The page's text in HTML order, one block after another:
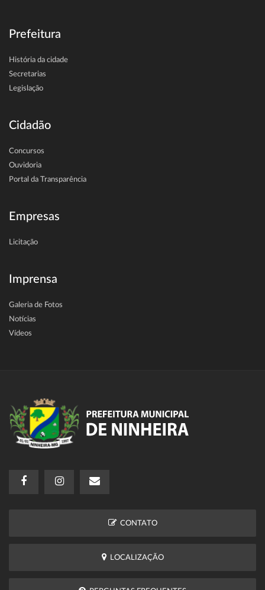
Prefeitura
História da cidade
Secretarias
Legislação
Cidadão
Concursos
Ouvidoria
Portal da Transparência
Empresas
Licitação
Imprensa
Galeria de Fotos
Notícias
Vídeos
CONTATO
LOCALIZAÇÃO